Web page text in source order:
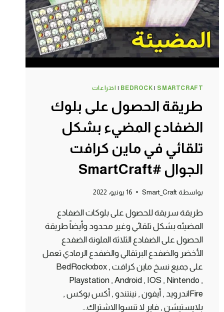
BEDROCK | SMARTCRAFT
| اختراعات
طريقة الحصول على بلوك
الضفادع المضيء بشكل
تلقائي في ماين كرافت
الجوال #SmartCraft
بواسطة Smart_Craft 16 يونيو، 2022
طريقة سريقة للحصول على بلوكات الضفادع
المضيئه بشكل تلقائي وغير محدود وأيضاً طريقة
الحصول على الضفادع الثلاثة الملونة الضفدع
الأخضر والضفدع البرتقالي والضفدع الرمادي تعمل
على جميع نسخ ماين كرافت BedRockxbox ,
Playstation , Android , IOS , Nintendo ,
Fireاندرويد , أيفون , نينتندو , أكس بوكس ,
بلايستيشن , فاير لا تنسوا الاشتراك…